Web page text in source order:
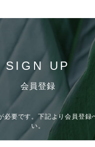
SIGN UP
会員登録
必要です。下記より会員登録
い。